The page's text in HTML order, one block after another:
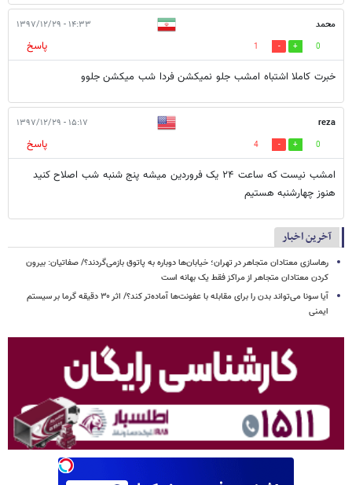
محمد ۱۴:۳۳ - ۱۳۹۷/۱۲/۲۹
0
1
پاسخ
خبرت کاملا اشتباه امشب جلو نمیکشن فردا شب میکشن جلوو
reza ۱۵:۱۷ - ۱۳۹۷/۱۲/۲۹
0
4
پاسخ
امشب نیست که ساعت ۲۴ یک فروردین میشه پنج شنبه شب اصلاح کنید
هنوز چهارشنبه هستیم
آخرین اخبار
رهاسازی معتادان متجاهر در تهران؛ خیابان‌ها دوباره به پاتوق بازمی‌گردند؟/ صفاتیان: بیرون
کردن معتادان متجاهر از مراکز فقط یک بهانه است
آیا سونا می‌تواند بدن را برای مقابله با عفونت‌ها آماده‌تر کند؟/ اثر ۳۰ دقیقه گرما بر سیستم
ایمنی